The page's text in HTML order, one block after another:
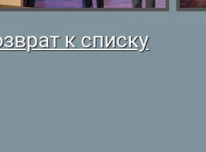
к списку